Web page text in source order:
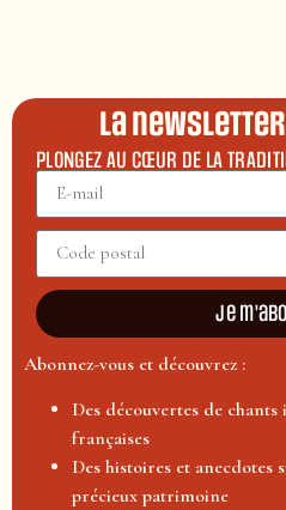
La
PLONGEZ AU CŒUR DE LA
Je
Abonnez-vous et découvrez :
Des découvertes de
françaises
Des histoires et
précieux patrimoine